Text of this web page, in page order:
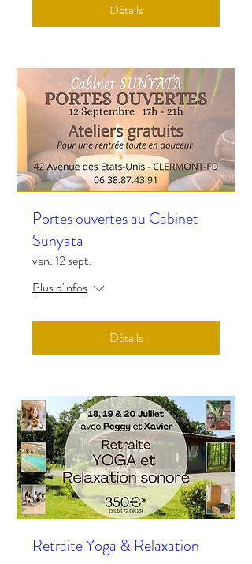
Détails
Portes ouvertes au Cabinet
Sunyata
ven. 12 sept.
Plus d'infos
Détails
Retraite Yoga & Relaxation